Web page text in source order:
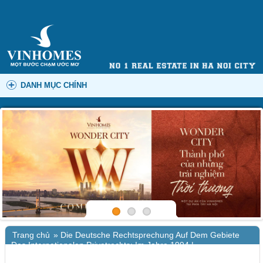
DANH MỤC CHÍNH
Trang chủ » Die Deutsche Rechtsprechung Auf Dem Gebiete
Des Internationalen Privatrechts: Im Jahre 1994 |